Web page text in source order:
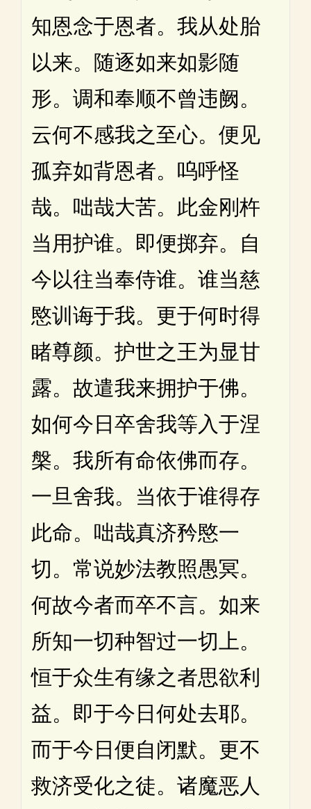
知恩念于恩者。我从处胎
以来。随逐如来如影随
形。调和奉顺不曾违阙。
云何不感我之至心。便见
孤弃如背恩者。呜呼怪
哉。咄哉大苦。此金刚杵
当用护谁。即便掷弃。自
今以往当奉侍谁。谁当慈
愍训诲于我。更于何时得
睹尊颜。护世之王为显甘
露。故遣我来拥护于佛。
如何今日卒舍我等入于涅
槃。我所有命依佛而存。
一旦舍我。当依于谁得存
此命。咄哉真济矜愍一
切。常说妙法教照愚冥。
何故今者而卒不言。如来
所知一切种智过一切上。
恒于众生有缘之者思欲利
益。即于今日何处去耶。
而于今日便自闭默。更不
救济受化之徒。诸魔恶人